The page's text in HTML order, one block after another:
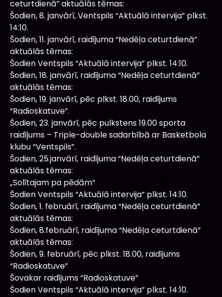
ceturtdienā” aktuālās tēmas:
Šodien, 8. janvārī, Ventspils “Aktuālā intervija” plkst.
14:10.
Šodien, 11. janvārī, raidījuma “Nedēļa ceturtdienā”
aktuālās tēmas:
Šodien Ventspils “Aktuālā intervija” plkst. 14:10.
Šodien, 18. janvārī, raidījuma “Nedēļa ceturtdienā”
aktuālās tēmas:
Šodien, 19. janvārī, pēc plkst. 18.00, raidījums
“Radioskatuve”.
Šodien, 23. janvārī, pēc pulkstens 19.00 sporta
raidījums – Triple-double sadarbībā ar Basketbola
klubu “Ventspils”.
Šodien, 25.janvārī, raidījuma “Nedēļa ceturtdienā”
aktuālās tēmas:
„Solītajam pa pēdām”
Šodien Ventspils “Aktuālā intervija” plkst. 14:10.
Šodien, 1. februārī, raidījuma “Nedēļa ceturtdienā”
aktuālās tēmas:
Šodien, 8.februārī, raidījuma “Nedēļa ceturtdienā”
aktuālās tēmas:
Šodien, 9. februārī, pēc plkst. 18.00, raidījums
“Radioskatuve”
Šovakar raidījums “Radioskatuve”
Šodien Ventspils “Aktuālā intervija” plkst. 14:10.